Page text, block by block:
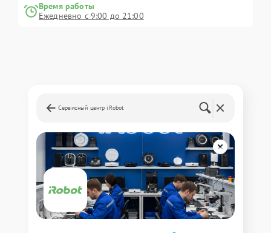
Время работы
Ежедневно с 9:00 до 21:00
Сервисный центр iRobot